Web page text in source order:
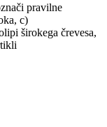
pravilne
c)
širokega črevesa,